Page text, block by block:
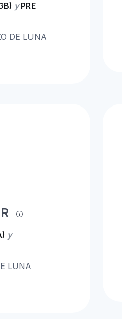
yPRE
DE LUNA
y
LUNA